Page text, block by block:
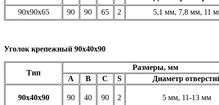
90х90х65
90 90 65 2 5,1 мм, 7,8 мм, 11
Уголок крепежный 90х40х90
Тип
Размеры, мм
A
B C S Диаметр
90х40х90 90 40 90 2 5 мм, 11-13 мм